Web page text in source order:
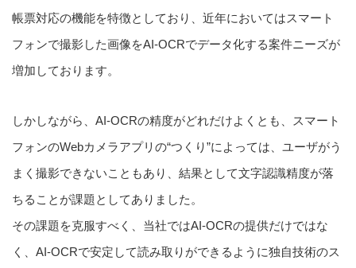
帳票対応の機能を特徴としており、近年においてはスマート
フォンで撮影した画像をAI-OCRでデータ化する案件ニーズが
増加しております。
しかしながら、AI-OCRの精度がどれだけよくとも、スマート
フォンのWebカメラアプリの“つくり”によっては、ユーザがう
まく撮影できないこともあり、結果として文字認識精度が落
ちることが課題としてありました。
その課題を克服すべく、当社ではAI-OCRの提供だけではな
く、AI-OCRで安定して読み取りができるように独自技術のス